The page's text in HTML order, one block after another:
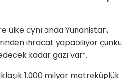
ülke aynı anda Yunanistan,
ihracat yapabiliyor çünkü
kadar gazı var”.
1.000 milyar metreküplük